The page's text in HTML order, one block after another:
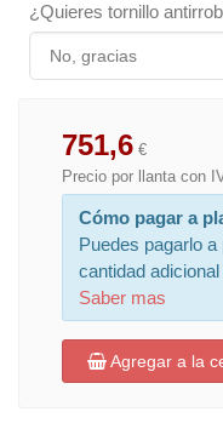
¿Quieres tornillo
751,6 €
Precio por llanta con
Cómo pagar a
Puedes pagarlo
cantidad
Saber mas
Agregar a la